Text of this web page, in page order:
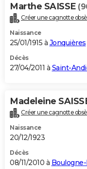
Marthe SAISSE
Créer une cagnotte
Naissance
25/01/1915 à Jonquières
Décès
27/04/2011 à Saint-
Madeleine
Créer une cagnotte
Naissance
20/12/1923
Décès
08/11/2010 à